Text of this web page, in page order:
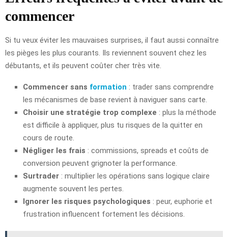
commencer
Si tu veux éviter les mauvaises surprises, il faut aussi connaître
les pièges les plus courants. Ils reviennent souvent chez les
débutants, et ils peuvent coûter cher très vite.
Commencer sans formation : trader sans comprendre
les mécanismes de base revient à naviguer sans carte.
Choisir une stratégie trop complexe : plus la méthode
est difficile à appliquer, plus tu risques de la quitter en
cours de route.
Négliger les frais : commissions, spreads et coûts de
conversion peuvent grignoter la performance.
Surtrader : multiplier les opérations sans logique claire
augmente souvent les pertes.
Ignorer les risques psychologiques : peur, euphorie et
frustration influencent fortement les décisions.